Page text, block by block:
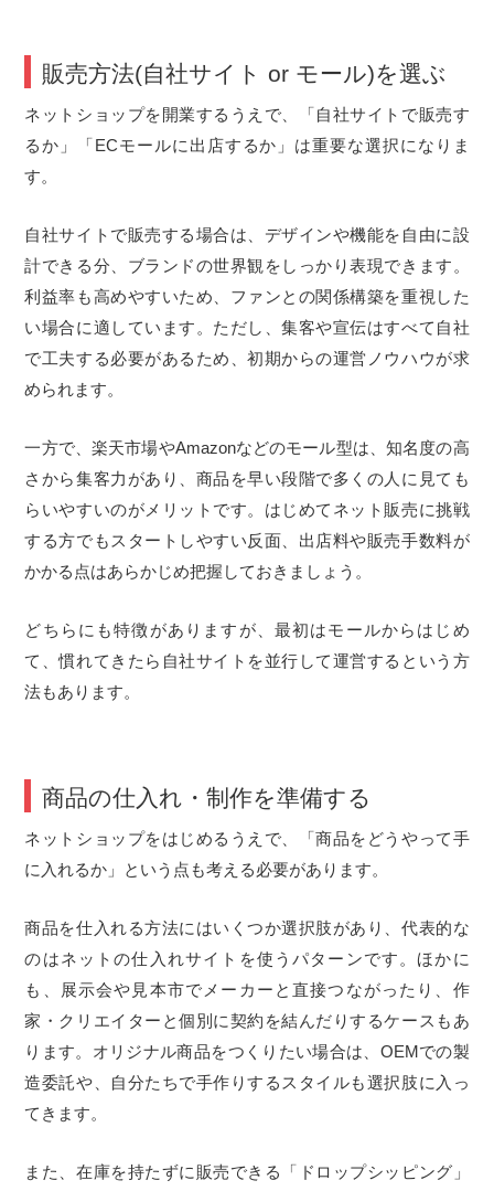
販売方法(自社サイト or モール)を選ぶ
ネットショップを開業するうえで、「自社サイトで販売す
るか」「ECモールに出店するか」は重要な選択になりま
す。
自社サイトで販売する場合は、デザインや機能を自由に設
計できる分、ブランドの世界観をしっかり表現できます。
利益率も高めやすいため、ファンとの関係構築を重視した
い場合に適しています。ただし、集客や宣伝はすべて自社
で工夫する必要があるため、初期からの運営ノウハウが求
められます。
一方で、楽天市場やAmazonなどのモール型は、知名度の高
さから集客力があり、商品を早い段階で多くの人に見ても
らいやすいのがメリットです。はじめてネット販売に挑戦
する方でもスタートしやすい反面、出店料や販売手数料が
かかる点はあらかじめ把握しておきましょう。
どちらにも特徴がありますが、最初はモールからはじめ
て、慣れてきたら自社サイトを並行して運営するという方
法もあります。
商品の仕入れ・制作を準備する
ネットショップをはじめるうえで、「商品をどうやって手
に入れるか」という点も考える必要があります。
商品を仕入れる方法にはいくつか選択肢があり、代表的な
のはネットの仕入れサイトを使うパターンです。ほかに
も、展示会や見本市でメーカーと直接つながったり、作
家・クリエイターと個別に契約を結んだりするケースもあ
ります。オリジナル商品をつくりたい場合は、OEMでの製
造委託や、自分たちで手作りするスタイルも選択肢に入っ
てきます。
また、在庫を持たずに販売できる「ドロップシッピング」